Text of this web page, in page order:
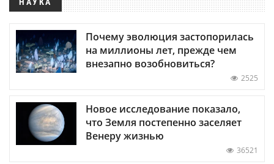
Почему эволюция застопорилась
на миллионы лет, прежде чем
внезапно возобновиться?
2525
Новое исследование показало,
что Земля постепенно заселяет
Венеру жизнью
36521